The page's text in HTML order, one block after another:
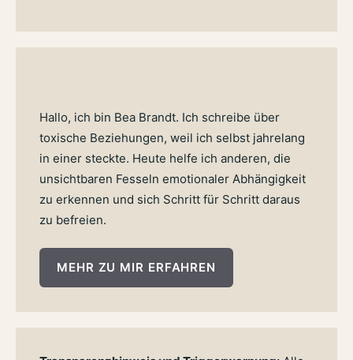
Hallo, ich bin Bea Brandt. Ich schreibe über
toxische Beziehungen, weil ich selbst jahrelang
in einer steckte. Heute helfe ich anderen, die
unsichtbaren Fesseln emotionaler Abhängigkeit
zu erkennen und sich Schritt für Schritt daraus
zu befreien.
MEHR ZU MIR ERFAHREN